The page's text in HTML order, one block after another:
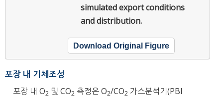
simulated export conditions
and distribution.
Download Original Figure
포장 내 기체조성
포장 내 O2 및 CO2 측정은 O2/CO2 가스분석기(PBI